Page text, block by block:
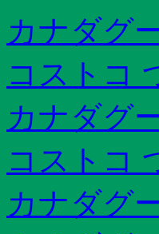
カナダグ
コストコ
カナダグ
コストコ
カナダグ